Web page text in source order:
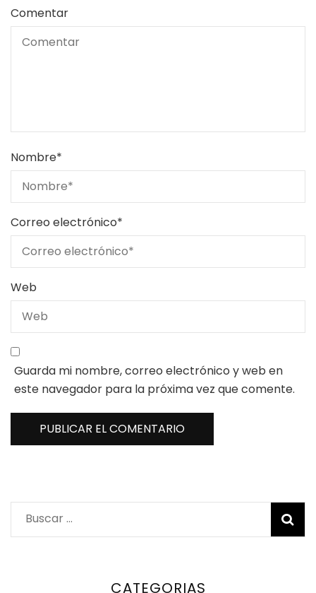
Comentar
Nombre*
Correo electrónico*
Web
Guarda mi nombre, correo electrónico y web en
este navegador para la próxima vez que comente.
Buscar:
CATEGORIAS